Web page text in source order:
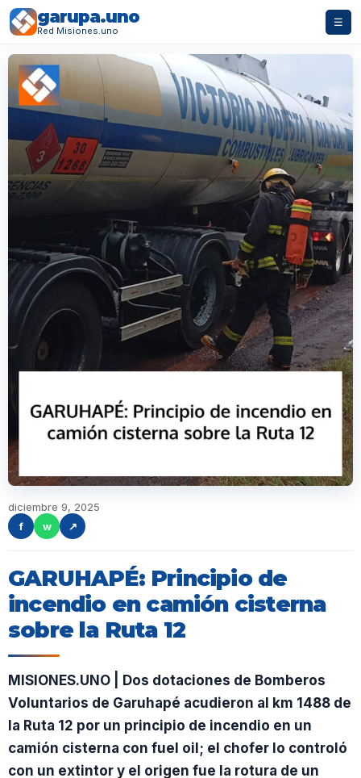
garupa.uno
Red Misiones.uno
☰
diciembre 9, 2025
f
w ↗
GARUHAPÉ: Principio de
incendio en camión cisterna
sobre la Ruta 12
MISIONES.UNO | Dos dotaciones de Bomberos
Voluntarios de Garuhapé acudieron al km 1488 de
la Ruta 12 por un principio de incendio en un
camión cisterna con fuel oil; el chofer lo controló
con un extintor y el origen fue la rotura de un